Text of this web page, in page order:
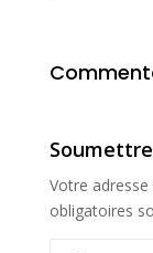
Votre
obligatoires